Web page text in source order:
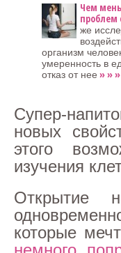
Чем
проблем
же
организм
умеренность в
отказ от нее » » »
Супер-
новых
этого
изучения
Открытие
которые